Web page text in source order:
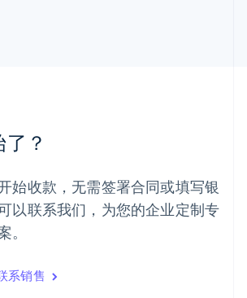
？
始收款，无需签署合同或填写银
以联系我们，为您的企业定制专
。
系销售